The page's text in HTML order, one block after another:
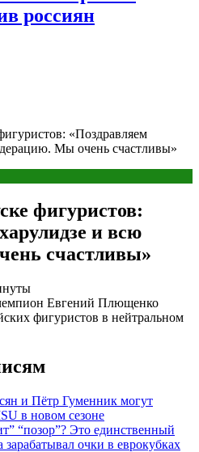
россиян
«Поздравляем
Мы очень счастливы»
фигуристов:
и всю
счастливы»
Евгений Плющенко
фигуристов в нейтральном
и Пётр Гуменник могут
в новом сезоне
“позор”? Это единственный
очки в еврокубках